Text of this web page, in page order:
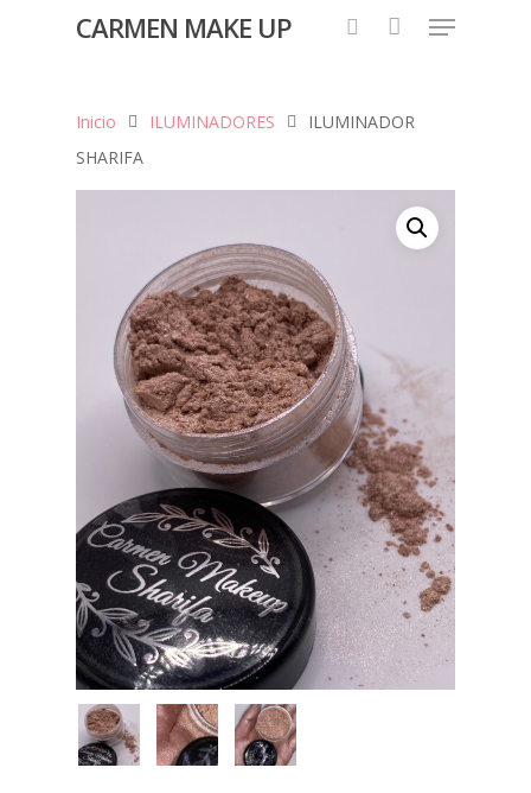
CARMEN MAKE UP
Inicio ILUMINADORES
ILUMINADOR
SHARIFA